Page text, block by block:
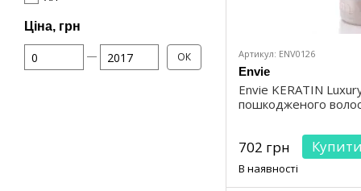
Артикул: ENV0126
Envie
Envie KERATIN
пошкодженого
702 грн Купити
В наявності
Ціна, грн
Від Ціна, грн
До Ціна, грн ОК